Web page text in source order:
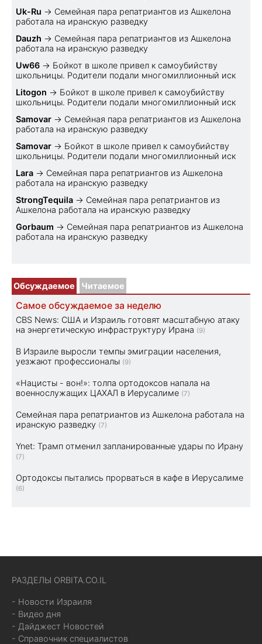
Uk-Ru → Семейная пара репатриантов из Ашкелона
работала на иранскую разведку
Dauzh → Семейная пара репатриантов из Ашкелона
работала на иранскую разведку
Uw66 → Бойкот в школе привел к самоубийству
школьницы. Родители подали многомиллионный иск
Litogon → Бойкот в школе привел к самоубийству
школьницы. Родители подали многомиллионный иск
Samovar → Семейная пара репатриантов из Ашкелона
работала на иранскую разведку
Samovar → Бойкот в школе привел к самоубийству
школьницы. Родители подали многомиллионный иск
Lara → Семейная пара репатриантов из Ашкелона
работала на иранскую разведку
StrongTequila → Семейная пара репатриантов из
Ашкелона работала на иранскую разведку
Gorbaum → Семейная пара репатриантов из Ашкелона
работала на иранскую разведку
Обсуждаемое Читаемое
Самое обсуждаемое за неделю
CBS News: США и Израиль готовят масштабную атаку
на энергетическую инфраструктуру Ирана (9)
В Израиле выросли темпы эмиграции населения,
уезжают профессионалы (9)
«Нацисты - вон!»: толпа ортодоксов напала на
военнослужащих ЦАХАЛ в Иерусалиме (7)
Семейная пара репатриантов из Ашкелона работала на
иранскую разведку (7)
Ynet: Трамп отменил запланированные удары по Ирану
(7)
Ортодоксы пытались прорваться в кафе в Иерусалиме
(6)
РАЗДЕЛЫ ORBITA.CO.IL
- Новости Израиля
- Видео дня
- Дайджест Новостей
- Справочник специалистов